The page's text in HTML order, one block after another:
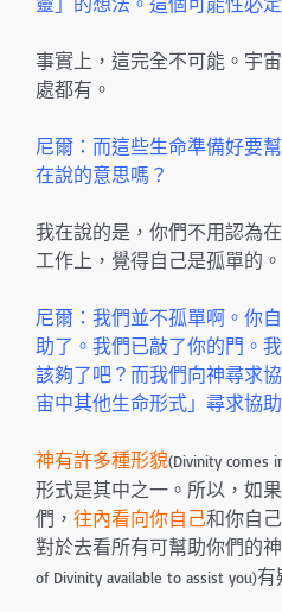
事實上，這完全不可能。宇
處都有。
尼爾：而這些生命準備好要
在說的意思嗎？
我在說的是，你們不用認為
工作上，覺得自己是孤單的。
尼爾：我們並不孤單啊。你
助了。我們已敲了你的門。
該夠了吧？而我們向神尋求
宙中其他生命形式」尋求協助
神有許多種形貌(Divinity comes
形式是其中之一。所以，如
們， 往內看向你自己和你自
對於去看所有可幫助你們的
of Divinity available to assist you)有